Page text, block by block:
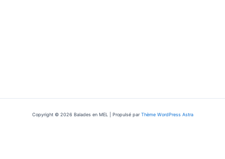
Copyright © 2026 Balades en MEL | Propulsé parThème WordPress Astra